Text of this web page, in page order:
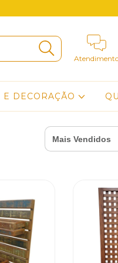
E DECORAÇÃO